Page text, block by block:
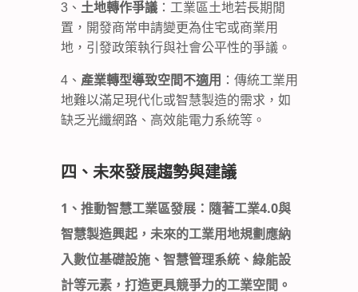
3、 土地轉作爭議 ：工業區土地若長期閒
置，開發商常申請變更為住宅或商業用
地，引發政策執行與社會公平性的爭議。
4、 產業轉型導致空間不適用 ：傳統工業用
地難以滿足現代化或智慧製造的需求，如
缺乏光纖網路、高效能電力系統等。
四、未來發展趨勢與建議
1、 推動智慧工業區發展 ：隨著工業4.0與
智慧製造興起，未來的工業用地規劃應納
入數位基礎設施、智慧管理系統、綠能設
計等元素，打造更具競爭力的工業空間。